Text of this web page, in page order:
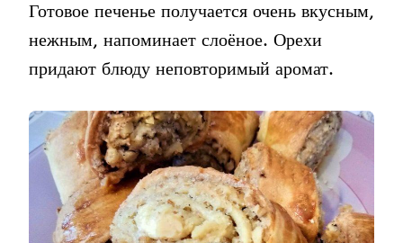
Готовое печенье получается очень вкусным,
нежным, напоминает слоёное. Орехи
придают блюду неповторимый аромат.